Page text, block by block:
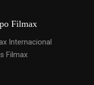
Filmax
Internacional
Filmax